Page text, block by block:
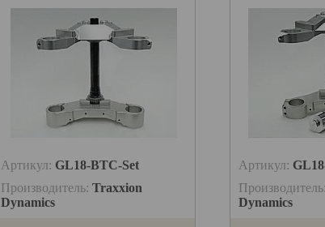
Артикул: GL18-BTC-Set
Производитель: Traxxion
Dynamics
Артикул:
Производитель:
Dynamics